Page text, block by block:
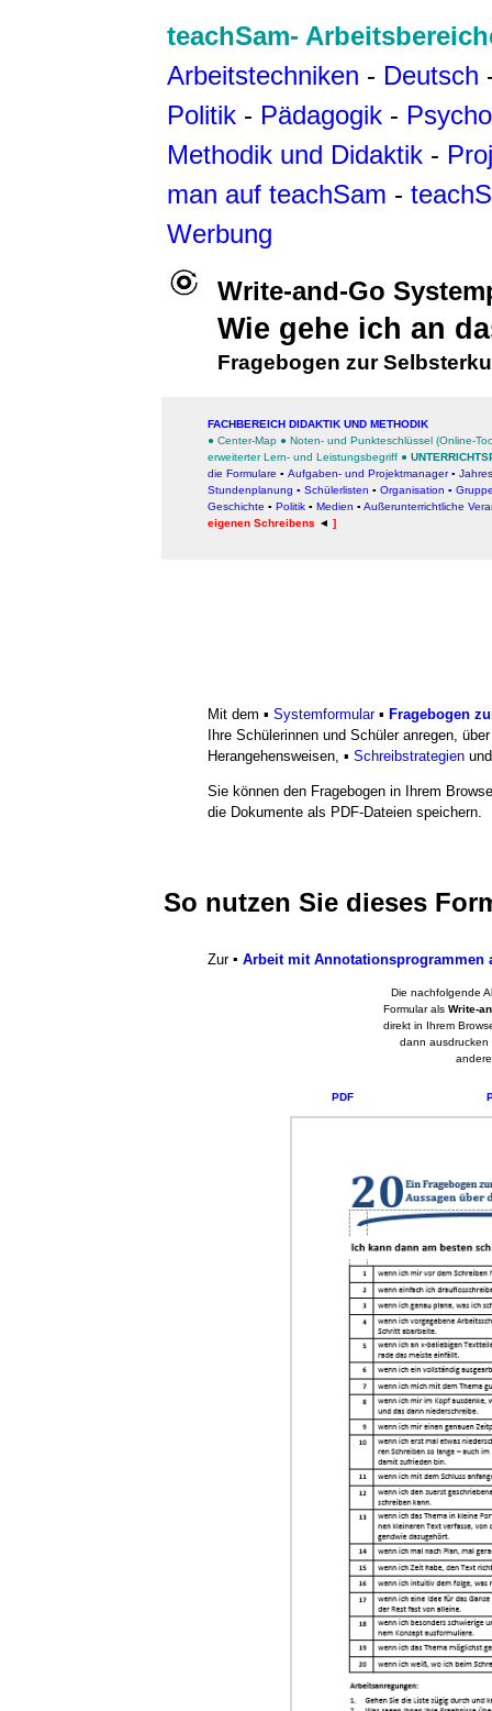
teachSam-
Arbeitstechniken - Deutsch
Politik - Pädagogik -
Methodik und Didaktik -
man auf teachSam -
Werbung
Write-and-Go
Wie gehe ich an
Fragebogen zur
FACHBEREICH DIDAKTIK UND METHODIK
● Center-Map ● Noten- und Punkteschlüssel (Online-
erweiterter Lern- und Leistungsbegriff ●
die Formulare ▪ Aufgaben- und Projektmanager ▪
Stundenplanung ▪ Schülerlisten ▪ Organisation ▪
Geschichte ▪ Politik ▪ Medien ▪ Außerunterrichtliche
eigenen Schreibens ◄ ]
Mit dem ▪ Systemformular ▪ Fragebogen
Ihre Schülerinnen und Schüler anregen,
Herangehensweisen, ▪ Schreibstrategien
Sie können den Fragebogen in Ihrem
die Dokumente als PDF-Dateien speichern.
So nutzen Sie dieses
Zur ▪ Arbeit mit Annotationsprogrammen
Die nachfolgende
Formular als Write-
direkt in Ihrem
dann ausdrucken
PDF